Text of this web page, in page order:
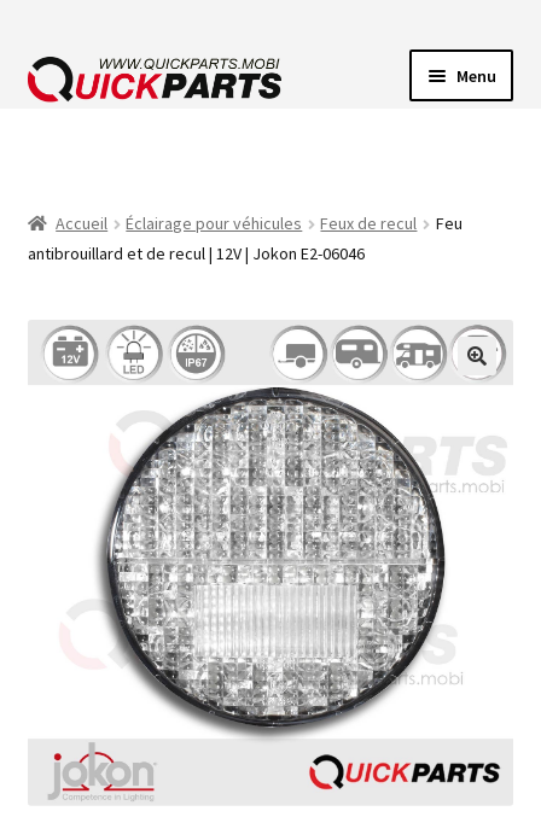
Menu
AVERTISSEUR SONORE
Accueil Éclairage pour véhicules Feux de recul
Feu
antibrouillard et de recul | 12V | Jokon E2-06046